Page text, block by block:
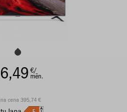
€/
mēn.
cena 395,74 €